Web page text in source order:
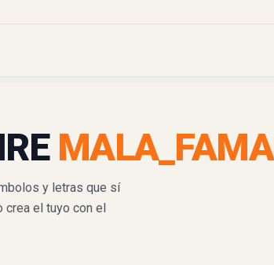
MALA_FAMA
y letras que sí
crea el tuyo con el